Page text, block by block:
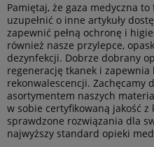
Pamiętaj, że gaza medyczna
uzupełnić o inne artykuły
zapewnić pełną ochronę i
również nasze przylepce,
dezynfekcji. Dobrze dobrany
regenerację tkanek i
rekonwalescencji. Zachęcamy
asortymentem naszych
w sobie certyfikowaną jakość
sprawdzone rozwiązania dla
najwyższy standard opieki